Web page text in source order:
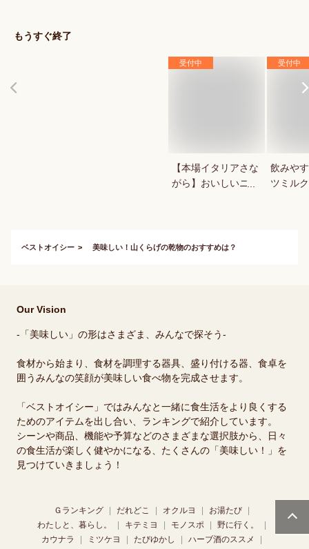
もうすぐ終了
受付中
【本場イタリアさな
がら】おいしいニョ
受付中
飲みや
ツミル
ベストオイシー 美味しい！山くらげの乾物のおすすめは？
Our Vision
-「美味しい」の形はさまざま、みんなで探そう-
食材から始まり、食材を調理する器具、盛り付ける器、食卓を
囲うみんなの笑顔が美味しい食べ物を完成させます。
「ベストオイシー」ではみんなと一緒に食生活をより良くする
ためのアイテムを出し合い、ランキングで紹介しています。
シーンや商品、機能や予算などのさまざまな選択肢から、日々
の食生活が楽しく健やかになる、たくさんの「美味しい！」を
見つけていきましょう！
Ｇランキング だれどこ オクルヨ
お湯たび
わたしと、暮らし。
キテミヨ モノスポ
野に行く。
カウナラ
ミツケヨ たびゆかし ハーブ酒のススメ